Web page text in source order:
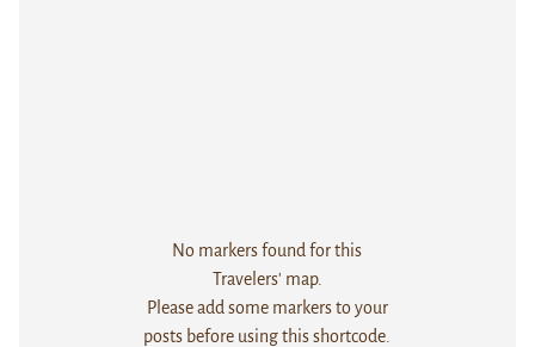
No markers found for this
Travelers' map.
Please add some markers to your
posts before using this shortcode.